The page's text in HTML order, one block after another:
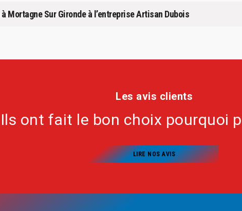
Mortagne Sur Gironde à l’entreprise Artisan Dubois
Les avis clients
Ils ont fait le bon choix pourquoi
LIRE NOS AVIS